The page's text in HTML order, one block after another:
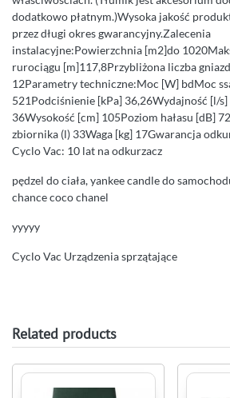
dodatkowo płatnym.)Wysoka jakość
przez długi okres gwarancyjny.Zalecenia
instalacyjne:Powierzchnia [m2]do
rurociągu [m]117,8Przybliżona liczba
12Parametry techniczne:Moc [W] bdMoc
521Podciśnienie [kPa] 36,26Wydajność [l/
36Wysokość [cm] 105Poziom hałasu [dB]
zbiornika (l) 33Waga [kg] 17Gwarancja
Cyclo Vac: 10 lat na odkurzacz
pędzel do ciała, yankee candle do
chance coco chanel
yyyyy
Cyclo Vac Urządzenia sprzątające
Related products